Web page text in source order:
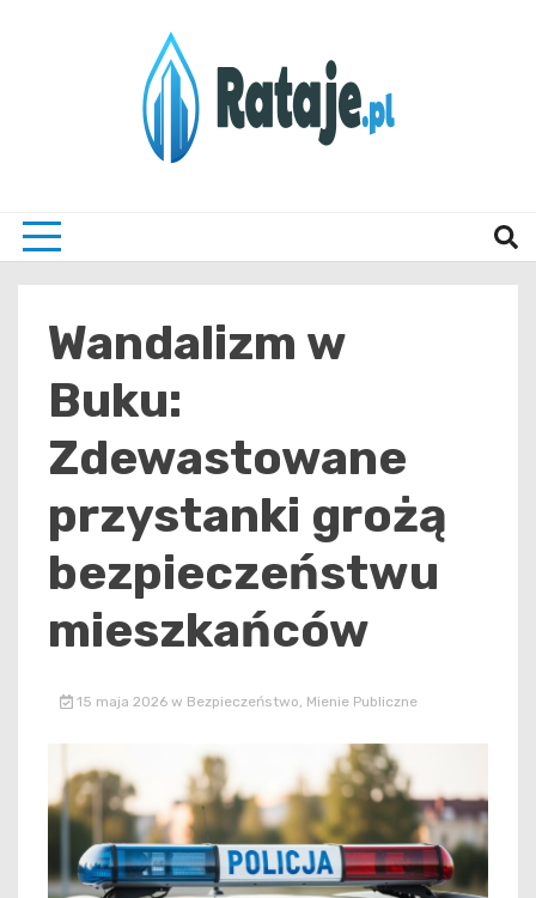
Wandalizm w
Buku:
Zdewastowane
przystanki grożą
bezpieczeństwu
mieszkańców
15 maja 2026 w Bezpieczeństwo, Mienie Publiczne